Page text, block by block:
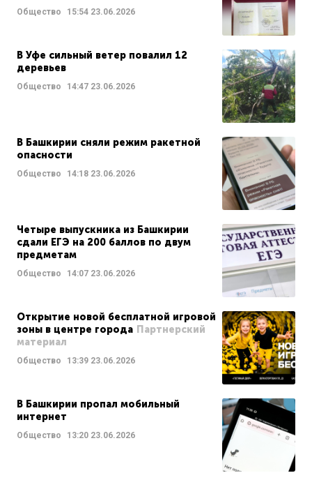
Общество 15:54 23.06.2026
В Уфе сильный ветер повалил 12
деревьев
Общество 14:47 23.06.2026
В Башкирии сняли режим ракетной
опасности
Общество 14:18 23.06.2026
Четыре выпускника из Башкирии
сдали ЕГЭ на 200 баллов по двум
предметам
Общество 14:07 23.06.2026
Открытие новой бесплатной игровой
зоны в центре города Партнерский
материал
Общество 13:39 23.06.2026
В Башкирии пропал мобильный
интернет
Общество 13:20 23.06.2026